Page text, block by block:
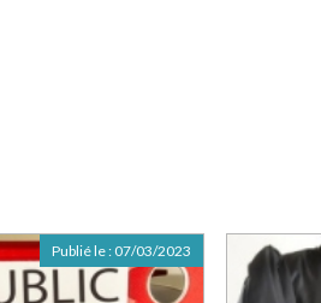
Publié le : 07/03/2023